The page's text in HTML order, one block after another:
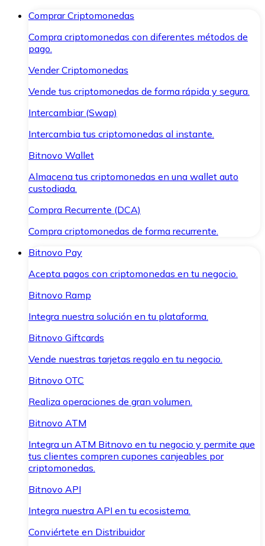
Comprar Criptomonedas
Compra criptomonedas con diferentes métodos de
pago.
Vender Criptomonedas
Vende tus criptomonedas de forma rápida y segura.
Intercambiar (Swap)
Intercambia tus criptomonedas al instante.
Bitnovo Wallet
Almacena tus criptomonedas en una wallet auto
custodiada.
Compra Recurrente (DCA)
Compra criptomonedas de forma recurrente.
Bitnovo Pay
Acepta pagos con criptomonedas en tu negocio.
Bitnovo Ramp
Integra nuestra solución en tu plataforma.
Bitnovo Giftcards
Vende nuestras tarjetas regalo en tu negocio.
Bitnovo OTC
Realiza operaciones de gran volumen.
Bitnovo ATM
Integra un ATM Bitnovo en tu negocio y permite que
tus clientes compren cupones canjeables por
criptomonedas.
Bitnovo API
Integra nuestra API en tu ecosistema.
Conviértete en Distribuidor